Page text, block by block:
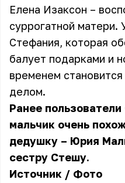
Елена Изаксон –
суррогатной матери.
Стефания, которая
балует подарками и
временем
делом.
Ранее
мальчик очень
дедушку – Юрия
сестру Стешу.
Источник / Фото